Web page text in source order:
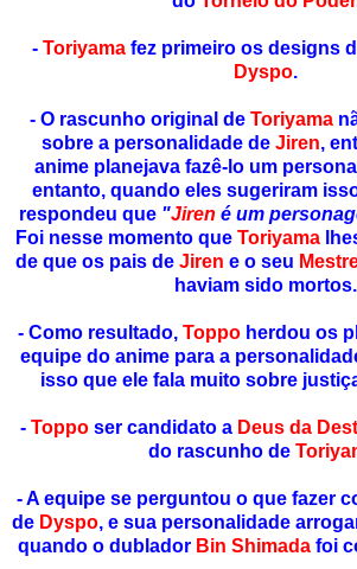
- Toriyamafez primeiro os designs
Dyspo.
- O rascunho original de Toriyama
sobre a personalidade de Jiren,
anime planejava fazê-lo um
entanto, quando eles sugeriram
respondeu que "Jiren é um
Foi nesse momento que Toriyama
de que os pais de Jiren e o seu
haviam sido mortos.
- Como resultado, Toppoherdou os
equipe do anime para a
isso que ele fala muito sobre
-Topposer candidato a Deus da
do rascunho de
- A equipe se perguntou o que fazer
de Dyspo, e sua personalidade
quando o dublador Bin Shimadafoi